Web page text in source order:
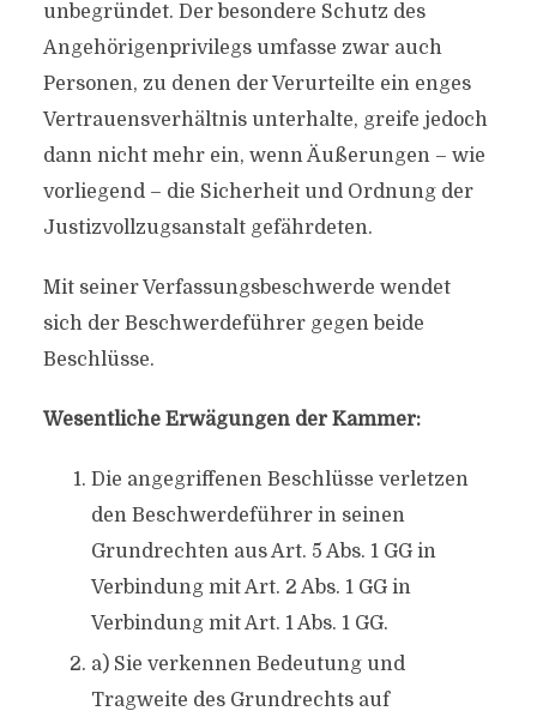
unbegründet. Der besondere Schutz des
Angehörigenprivilegs umfasse zwar auch
Personen, zu denen der Verurteilte ein enges
Vertrauensverhältnis unterhalte, greife jedoch
dann nicht mehr ein, wenn Äußerungen – wie
vorliegend – die Sicherheit und Ordnung der
Justizvollzugsanstalt gefährdeten.
Mit seiner Verfassungsbeschwerde wendet
sich der Beschwerdeführer gegen beide
Beschlüsse.
Wesentliche Erwägungen der Kammer:
Die angegriffenen Beschlüsse verletzen
den Beschwerdeführer in seinen
Grundrechten aus Art. 5 Abs. 1 GG in
Verbindung mit Art. 2 Abs. 1 GG in
Verbindung mit Art. 1 Abs. 1 GG.
a) Sie verkennen Bedeutung und
Tragweite des Grundrechts auf